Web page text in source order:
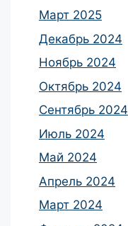
Март 2025
Декабрь 2024
Ноябрь 2024
Октябрь 2024
Сентябрь 2024
Июль 2024
Май 2024
Апрель 2024
Март 2024